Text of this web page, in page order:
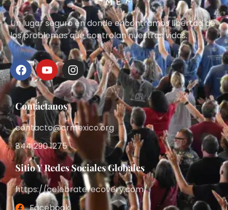
Un lugar seguro en donde encontramos libertad de
los problemas que controlan nuestras vidas.
Contáctanos
contacto@crmexico.org
844 290 1275
Sitio Y Redes Sociales Globales
https://celebraterecovery.com/